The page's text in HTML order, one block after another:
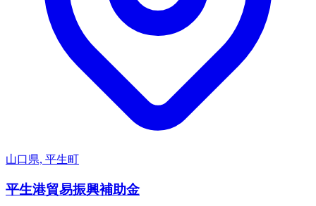
山口県, 平生町
平生港貿易振興補助金